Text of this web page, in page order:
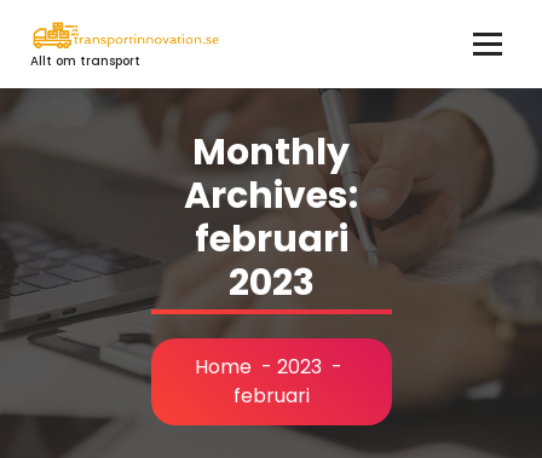
content
Allt om transport
Monthly
Archives:
februari
2023
Home - 2023 -
februari